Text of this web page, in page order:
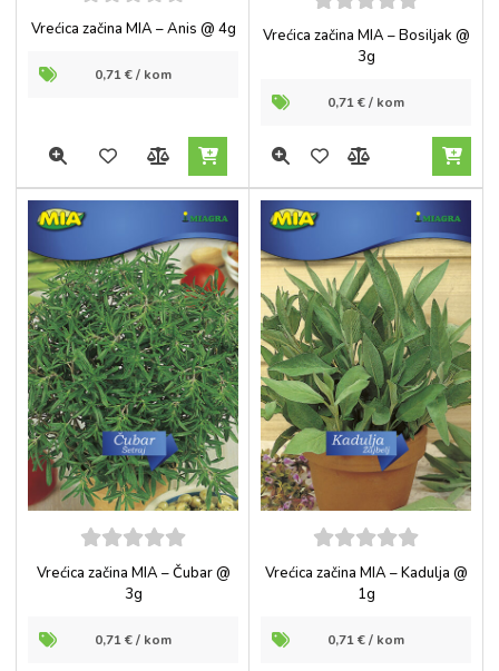
5out of
Vrećica začina MIA – Anis @ 4g
0,71€/ kom
out of
5
Vrećica začina MIA – Bosiljak @
3g
0,71€/ kom
out of
5
Vrećica začina MIA – Čubar @
3g
0,71€/ kom
out of
5
Vrećica začina MIA – Kadulja @
1g
0,71€/ kom